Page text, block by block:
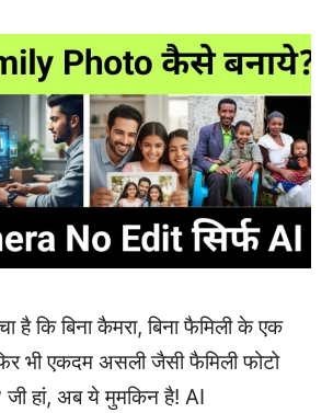
है कि बिना कैमरा, बिना फैमिली के एक
भी एकदम असली जैसी फैमिली फोटो
जी हां, अब ये मुमकिन है! AI